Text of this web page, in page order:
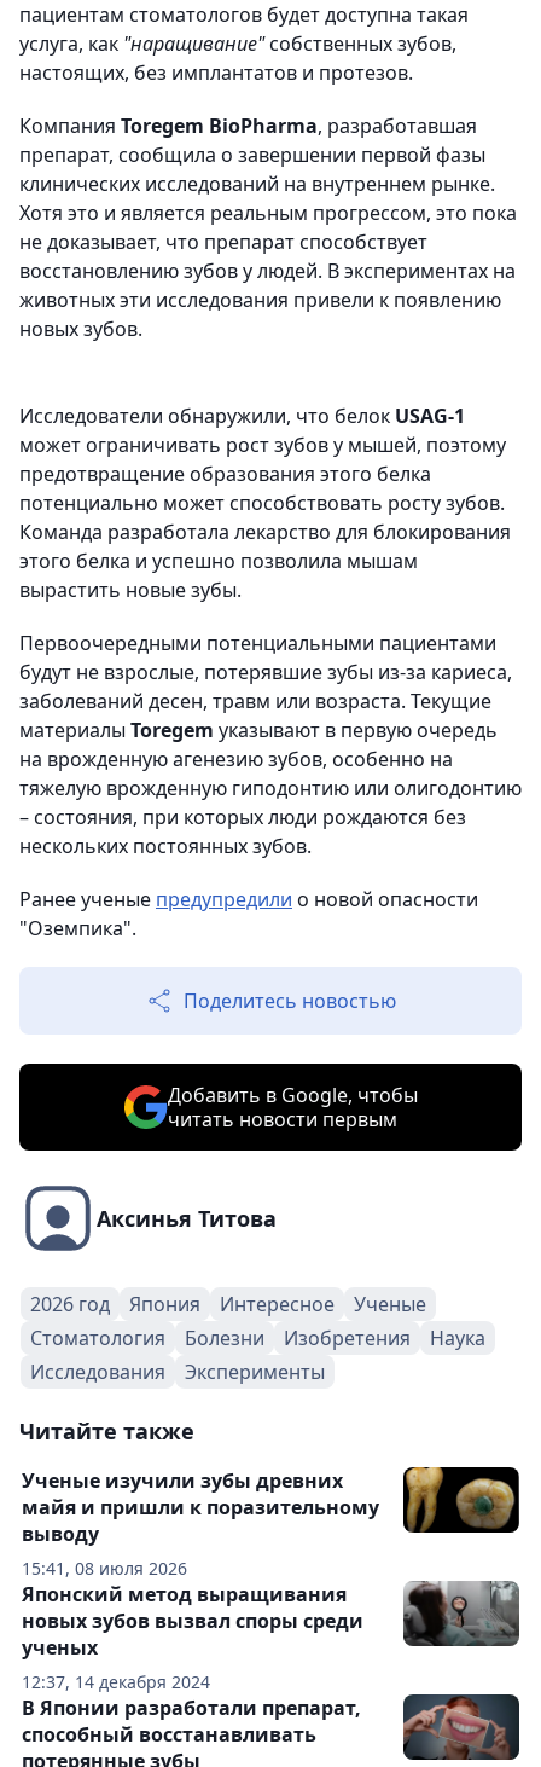
пациентам стоматологов будет доступна такая
услуга, как "наращивание"собственных зубов,
настоящих, без имплантатов и протезов.
Компания Toregem BioPharma, разработавшая
препарат, сообщила о завершении первой фазы
клинических исследований на внутреннем рынке.
Хотя это и является реальным прогрессом, это пока
не доказывает, что препарат способствует
восстановлению зубов у людей. В экспериментах на
животных эти исследования привели к появлению
новых зубов.
Исследователи обнаружили, что белок USAG-1
может ограничивать рост зубов у мышей, поэтому
предотвращение образования этого белка
потенциально может способствовать росту зубов.
Команда разработала лекарство для блокирования
этого белка и успешно позволила мышам
вырастить новые зубы.
Первоочередными потенциальными пациентами
будут не взрослые, потерявшие зубы из-за кариеса,
заболеваний десен, травм или возраста. Текущие
материалы Toregem указывают в первую очередь
на врожденную агенезию зубов, особенно на
тяжелую врожденную гиподонтию или олигодонтию
– состояния, при которых люди рождаются без
нескольких постоянных зубов.
Ранее ученые предупредили о новой опасности
"Оземпика".
Поделитесь новостью
Добавить в Google, чтобы
читать новости первым
Аксинья Титова
2026 год Япония Интересное
Ученые
Стоматология
Болезни Изобретения
Наука
Исследования
Эксперименты
Читайте также
15:41, 08 июля 2026
Ученые изучили зубы древних
майя и пришли к поразительному
выводу
12:37, 14 декабря 2024
Японский метод выращивания
новых зубов вызвал споры среди
ученых
В Японии разработали препарат,
способный восстанавливать
потерянные зубы